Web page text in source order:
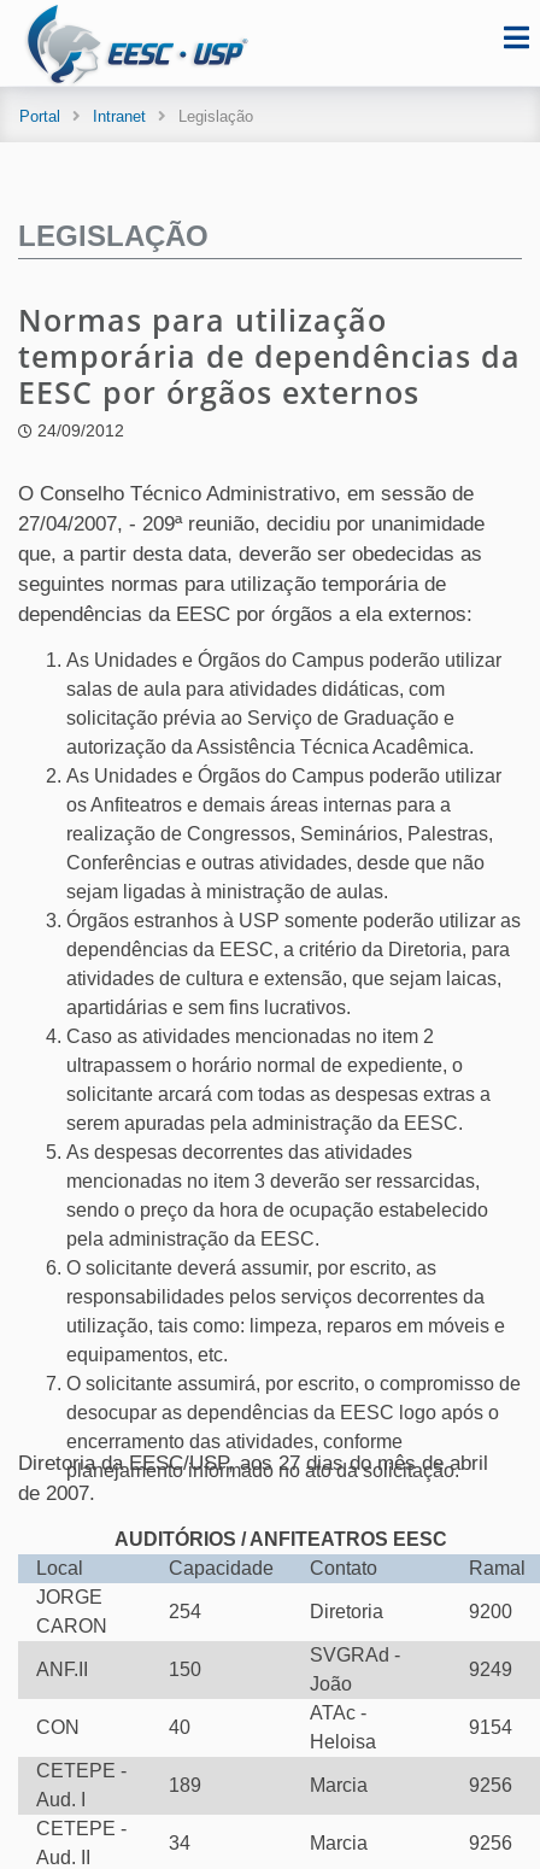
Portal Intranet Legislação
LEGISLAÇÃO
Normas para utilização
temporária de dependências da
EESC por órgãos externos
24/09/2012
O Conselho Técnico Administrativo, em sessão de
27/04/2007, - 209ª reunião, decidiu por unanimidade
que, a partir desta data, deverão ser obedecidas as
seguintes normas para utilização temporária de
dependências da EESC por órgãos a ela externos:
As Unidades e Órgãos do Campus poderão utilizar
salas de aula para atividades didáticas, com
solicitação prévia ao Serviço de Graduação e
autorização da Assistência Técnica Acadêmica.
As Unidades e Órgãos do Campus poderão utilizar
os Anfiteatros e demais áreas internas para a
realização de Congressos, Seminários, Palestras,
Conferências e outras atividades, desde que não
sejam ligadas à ministração de aulas.
Órgãos estranhos à USP somente poderão utilizar as
dependências da EESC, a critério da Diretoria, para
atividades de cultura e extensão, que sejam laicas,
apartidárias e sem fins lucrativos.
Caso as atividades mencionadas no item 2
ultrapassem o horário normal de expediente, o
solicitante arcará com todas as despesas extras a
serem apuradas pela administração da EESC.
As despesas decorrentes das atividades
mencionadas no item 3 deverão ser ressarcidas,
sendo o preço da hora de ocupação estabelecido
pela administração da EESC.
O solicitante deverá assumir, por escrito, as
responsabilidades pelos serviços decorrentes da
utilização, tais como: limpeza, reparos em móveis e
equipamentos, etc.
O solicitante assumirá, por escrito, o compromisso de
desocupar as dependências da EESC logo após o
encerramento das atividades, conforme
planejamento informado no ato da solicitação.
Diretoria da EESC/USP, aos 27 dias do mês de abril
de 2007.
AUDITÓRIOS / ANFITEATROS EESC
Local
Capacidade Contato
Ramal
JORGE
CARON
254 Diretoria 9200
ANF.II 150
SVGRAd -
João
9249
CON 40
ATAc -
Heloisa
9154
CETEPE -
Aud. I
189 Marcia 9256
CETEPE -
Aud. II
34 Marcia 9256